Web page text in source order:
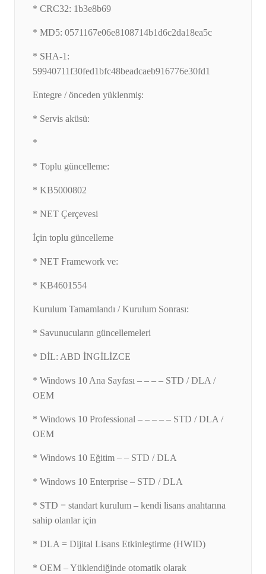
* CRC32: 1b3e8b69
* MD5: 0571167e06e8108714b1d6c2da18ea5c
* SHA-1:
59940711f30fed1bfc48beadcaeb916776e30fd1
Entegre / önceden yüklenmiş:
* Servis aküsü:
*
* Toplu güncelleme:
* KB5000802
* NET Çerçevesi
İçin toplu güncelleme
* NET Framework ve:
* KB4601554
Kurulum Tamamlandı / Kurulum Sonrası:
* Savunucuların güncellemeleri
* DİL: ABD İNGİLİZCE
* Windows 10 Ana Sayfası – – – – STD / DLA /
OEM
* Windows 10 Professional – – – – – STD / DLA /
OEM
* Windows 10 Eğitim – – STD / DLA
* Windows 10 Enterprise – STD / DLA
* STD = standart kurulum – kendi lisans anahtarına
sahip olanlar için
* DLA = Dijital Lisans Etkinleştirme (HWID)
* OEM – Yüklendiğinde otomatik olarak